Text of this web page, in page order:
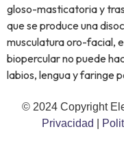
gloso-masticatoria y
que se produce una
musculatura oro-facial,
biopercular no puede
labios, lengua y faringe
© 2024 Copyright
Privacidad